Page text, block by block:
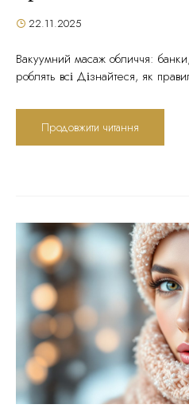
22.11.2025
Вакуумний масаж обличчя:
роблять всі Дізнайтеся, як
помилок, які призводять до
різницю між домашнім і
статті Що таке вакуумний масаж
Продовжити читання